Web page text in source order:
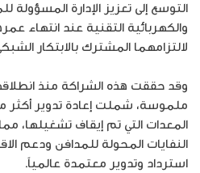
التوسع إلى تعزيز الإدارة المسؤولة
والكهربائية التقنية عند انتهاء
لالتزامهما المشترك بالابتكار
المعدات التي تم إيقاف تشغيلها،
النفايات المحولة للمدافن ودعم
استرداد وتدوير معتمدة عالمياً.